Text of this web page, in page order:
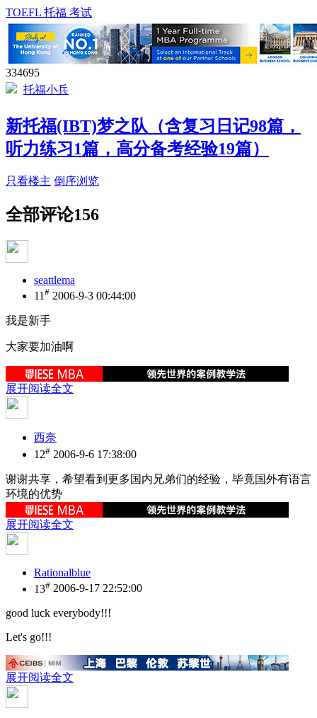
TOEFL 托福 考试
334695
托福小兵
新托福(IBT)梦之队（含复习日记98篇，
听力练习1篇，高分备考经验19篇）
只看楼主 倒序浏览
全部评论156
seattlema
11 # 2006-9-3 00:44:00
我是新手
大家要加油啊
展开阅读全文
西奈
12# 2006-9-6 17:38:00
谢谢共享，希望看到更多国内兄弟们的经验，毕竟国外有语言
环境的优势
展开阅读全文
Rationalblue
13# 2006-9-17 22:52:00
good luck everybody!!!
Let's go!!!
展开阅读全文